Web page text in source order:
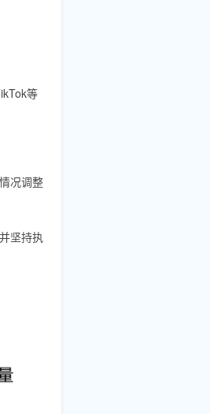
等
况调整
坚持执